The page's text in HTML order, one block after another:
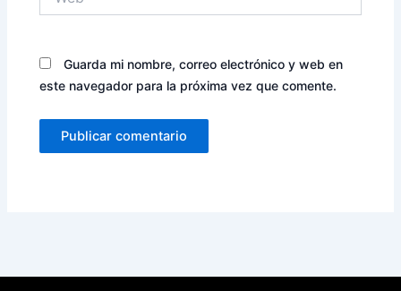
Guarda mi nombre, correo electrónico y web en
este navegador para la próxima vez que comente.